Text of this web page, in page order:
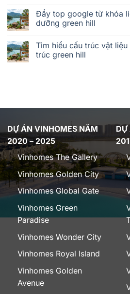
Đẩy top google từ khóa
dưỡng green hill
Tìm hiểu cấu trúc vật
trúc green hill
DỰ ÁN VINHOMES NĂM
2020 – 2025
Vinhomes The Gallery
Vinhomes Golden City
Vinhomes Global Gate
Vinhomes Green
Paradise
Vinhomes Wonder City
Vinhomes Royal Island
Vinhomes Golden
Avenue
DỰ